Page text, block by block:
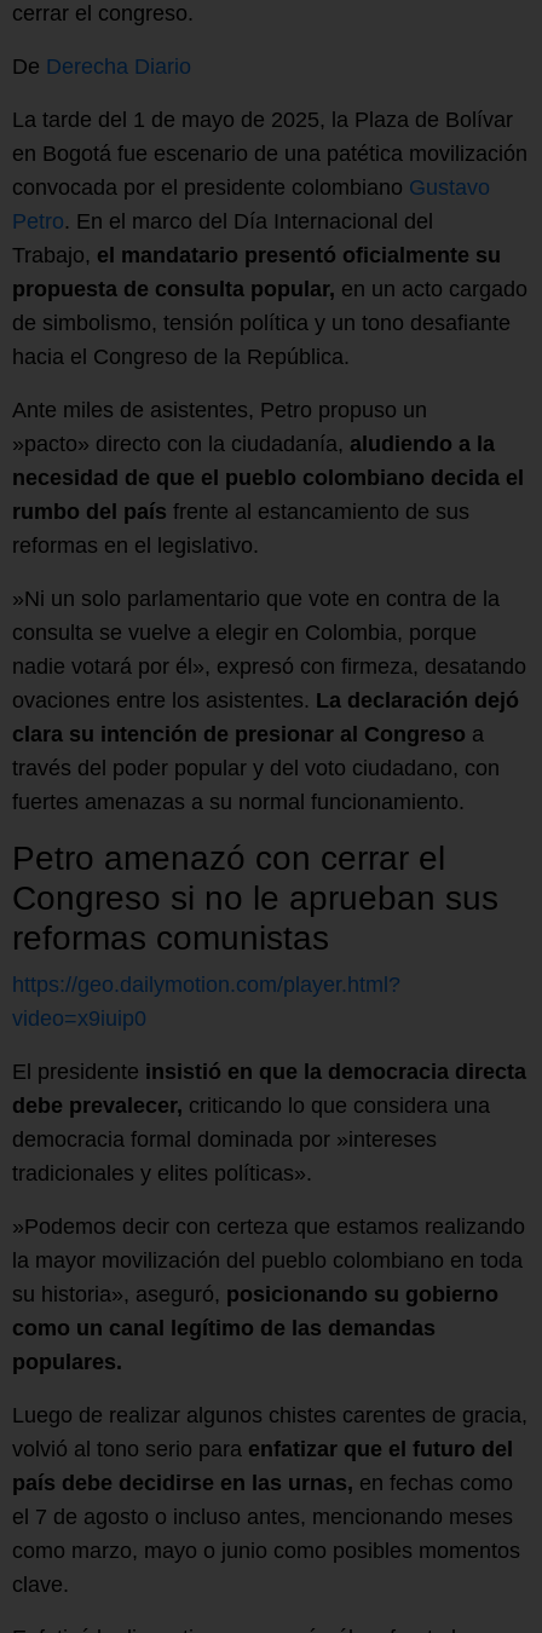
cerrar el congreso.
De Derecha Diario
La tarde del 1 de mayo de 2025, la Plaza de Bolívar
en Bogotá fue escenario de una patética movilización
convocada por el presidente colombiano Gustavo
Petro. En el marco del Día Internacional del
Trabajo, el mandatario presentó oficialmente su
propuesta de consulta popular, en un acto cargado
de simbolismo, tensión política y un tono desafiante
hacia el Congreso de la República.
Ante miles de asistentes, Petro propuso un
»pacto» directo con la ciudadanía, aludiendo a la
necesidad de que el pueblo colombiano decida el
rumbo del país frente al estancamiento de sus
reformas en el legislativo.
»Ni un solo parlamentario que vote en contra de la
consulta se vuelve a elegir en Colombia, porque
nadie votará por él», expresó con firmeza, desatando
ovaciones entre los asistentes. La declaración dejó
clara su intención de presionar al Congreso a
través del poder popular y del voto ciudadano, con
fuertes amenazas a su normal funcionamiento.
Petro amenazó con cerrar el
Congreso si no le aprueban sus
reformas comunistas
https://geo.dailymotion.com/player.html?
video=x9iuip0
El presidente insistió en que la democracia directa
debe prevalecer, criticando lo que considera una
democracia formal dominada por »intereses
tradicionales y elites políticas».
»Podemos decir con certeza que estamos realizando
la mayor movilización del pueblo colombiano en toda
su historia», aseguró, posicionando su gobierno
como un canal legítimo de las demandas
populares.
Luego de realizar algunos chistes carentes de gracia,
volvió al tono serio para enfatizar que el futuro del
país debe decidirse en las urnas, en fechas como
el 7 de agosto o incluso antes, mencionando meses
como marzo, mayo o junio como posibles momentos
clave.